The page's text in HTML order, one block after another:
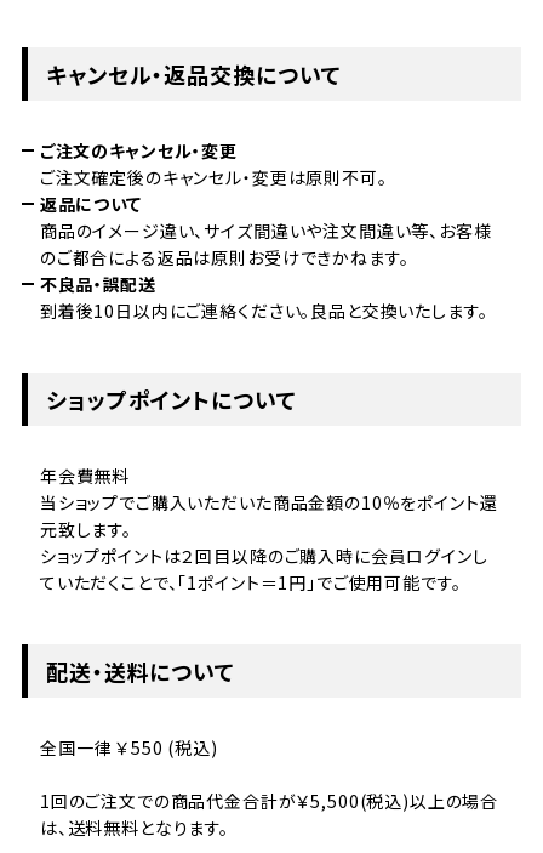
キャンセル・返品交換について
ご注文のキャンセル・変更
ご注文確定後のキャンセル・変更は原則不可。
返品について
商品のイメージ違い、サイズ間違いや注文間違い等、お客様
のご都合による返品は原則お受けできかねます。
不良品・誤配送
到着後10日以内にご連絡ください。良品と交換いたします。
ショップポイントについて
年会費無料
当ショップでご購入いただいた商品金額の10％をポイント還
元致します。
ショップポイントは２回目以降のご購入時に会員ログインし
ていただくことで、「1ポイント＝1円」でご使用可能です。
配送・送料について
全国一律 ￥550 (税込)
1回のご注文での商品代金合計が￥5,500(税込)以上の場合
は、送料無料となります。